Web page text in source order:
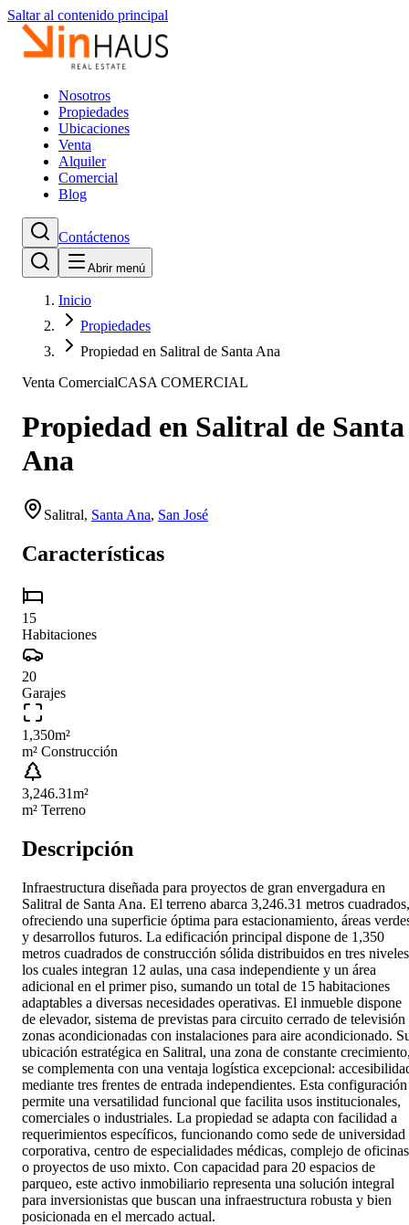
Saltar al contenido principal
Nosotros
Propiedades
Ubicaciones
Venta
Alquiler
Comercial
Blog
Contáctenos
Abrir menú
Inicio
Propiedades
Propiedad en Salitral de Santa Ana
Venta ComercialCASA COMERCIAL
Propiedad en Salitral de Santa
Ana
Salitral, Santa Ana, San José
Características
15
Habitaciones
20
Garajes
1,350m²
m² Construcción
3,246.31m²
m² Terreno
Descripción
Infraestructura diseñada para proyectos de gran envergadura en
Salitral de Santa Ana. El terreno abarca 3,246.31 metros cuadrados,
ofreciendo una superficie óptima para estacionamiento, áreas
y desarrollos futuros. La edificación principal dispone de 1,350
metros cuadrados de construcción sólida distribuidos en tres
los cuales integran 12 aulas, una casa independiente y un área
adicional en el primer piso, sumando un total de 15 habitaciones
adaptables a diversas necesidades operativas. El inmueble dispone
de elevador, sistema de previstas para circuito cerrado de televisión
zonas acondicionadas con instalaciones para aire acondicionado.
ubicación estratégica en Salitral, una zona de constante
se complementa con una ventaja logística excepcional:
mediante tres frentes de entrada independientes. Esta configuración
permite una versatilidad funcional que facilita usos institucionales,
comerciales o industriales. La propiedad se adapta con facilidad a
requerimientos específicos, funcionando como sede de universidad
corporativa, centro de especialidades médicas, complejo de oficinas
o proyectos de uso mixto. Con capacidad para 20 espacios de
parqueo, este activo inmobiliario representa una solución integral
para inversionistas que buscan una infraestructura robusta y bien
posicionada en el mercado actual.